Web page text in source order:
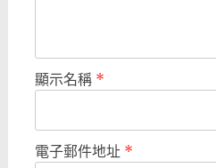
顯示名稱 *
電子郵件地址 *